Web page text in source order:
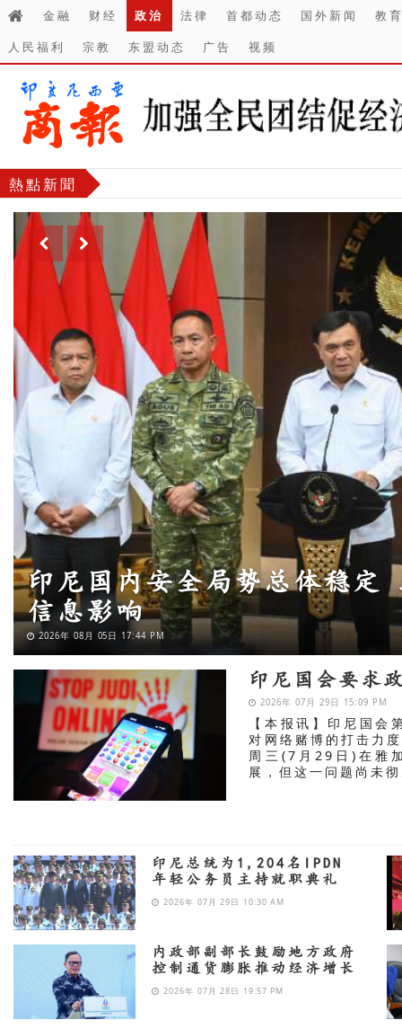
金融 财经 政治 法律 首都动态 国外新闻
教
人民福利
宗教 东盟动态 广告 视频
熱點新聞
印尼-澳大利亚-东帝汶三方
议
2026年 08月 04日 20:25 PM
印尼国会要求
2026年 07月 29日 15:09 PM
【本报讯】印尼国
对网络赌博的打击力
周三(7月29日)在雅
展，但这一问题尚未
印尼总统为1,204名IPDN
年轻公务员主持就职典礼
2026年 07月 29日 10:30 AM
内政部副部长鼓励地方政府
控制通货膨胀推动经济增长
2026年 07月 28日 19:57 PM